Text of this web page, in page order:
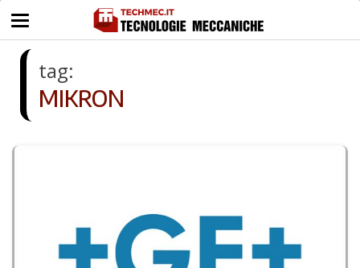
tag:
MIKRON